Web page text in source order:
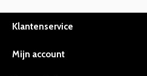
Klantenservice
Mijn account